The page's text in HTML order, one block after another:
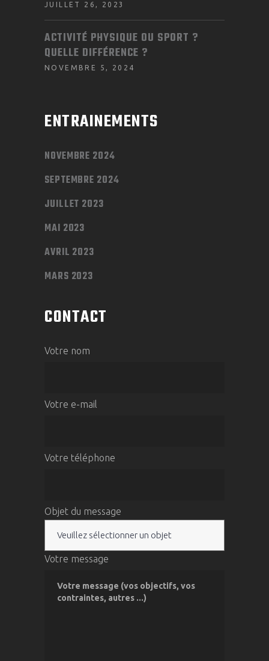
JUILLET 26, 2023
ACTIVITÉ PHYSIQUE OU SPORT ?
QUELLE DIFFÉRENCE ?
NOVEMBRE 5, 2024
ENTRAINEMENTS
NOVEMBRE 2024
SEPTEMBRE 2024
JUILLET 2023
MAI 2023
AVRIL 2023
MARS 2023
CONTACT
Votre nom
Votre e-mail
Votre téléphone
Objet du message
Votre message